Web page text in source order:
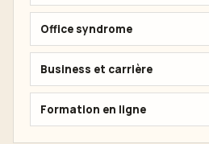
Office syndrome
Business et carrière
Formation en ligne